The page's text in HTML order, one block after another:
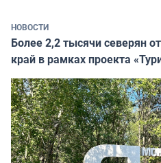
НОВОСТИ
Более 2,2 тысячи северян
край в рамках проекта